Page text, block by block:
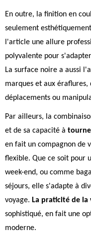
En outre, la finition en
seulement
l'article une allure
polyvalente pour
La surface noire a aussi
marques et aux
déplacements ou
Par ailleurs, la
et de sa capacité à
en fait un compagnon de
flexible. Que ce soit pour
week-end, ou comme
séjours, elle s'adapte à
voyage. La praticité de la
sophistiqué, en fait une
moderne.